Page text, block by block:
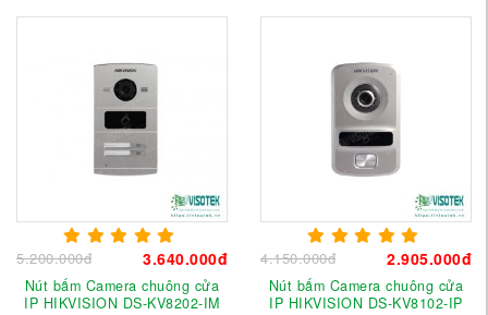
5.200.000đ 3.640.000đ
Nút bấm Camera chuông cửa
IP HIKVISION DS-KV8202-IM
4.150.000đ 2.905.000đ
Nút bấm Camera chuông cửa
IP HIKVISION DS-KV8102-IP